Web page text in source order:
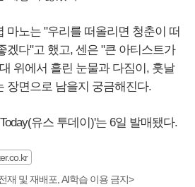
마노는 "우리를 떠올리면 청춘이 떠
겠다"고 했고, 센은 "큰 아티스트가
위에서 흘린 눈물과 다짐이, 훗날
장면으로 남을지 궁금해진다.
유스 투데이)'는 6일 발매됐다.
및 재배포, AI학습 이용 금지>